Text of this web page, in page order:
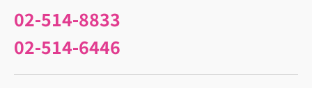
02-514-8833
02-514-6446